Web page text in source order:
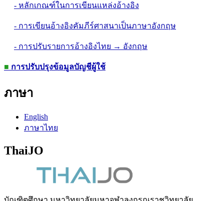
- หลักเกณฑ์ในการเขียนแหล่งอ้างอิง
- การเขียนอ้างอิงคัมภีร์ศาสนาเป็นภาษาอังกฤษ
- การปรับรายการอ้างอิงไทย → อังกฤษ
■ การปรับปรุงข้อมูลบัญชีผู้ใช้
ภาษา
English
ภาษาไทย
ThaiJO